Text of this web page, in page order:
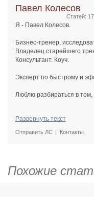
Павел Колесов
Статей:
Я - Павел Колесов.
Бизнес-тренер,
Владелец старейшего
Консультант. Коуч.
Эксперт по быстрому и
Люблю разбираться в том,
Люблю достигать
И люблю обучать этому
Со списком того, где и как
Развернуть текст
Отправить ЛС Контакты
Похожие